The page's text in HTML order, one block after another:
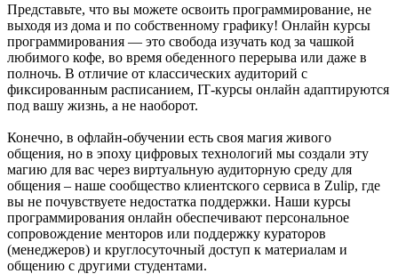
Представьте, что вы можете освоить программирование, не
выходя из дома и по собственному графику! Онлайн курсы
программирования — это свобода изучать код за чашкой
любимого кофе, во время обеденного перерыва или даже в
полночь. В отличие от классических аудиторий с
фиксированным расписанием, ІТ-курсы онлайн адаптируются
под вашу жизнь, а не наоборот.
Конечно, в офлайн-обучении есть своя магия живого
общения, но в эпоху цифровых технологий мы создали эту
магию для вас через виртуальную аудиторную среду для
общения – наше сообщество клиентского сервиса в Zulip, где
вы не почувствуете недостатка поддержки. Наши курсы
программирования онлайн обеспечивают персональное
сопровождение менторов или поддержку кураторов
(менеджеров) и круглосуточный доступ к материалам и
общению с другими студентами.